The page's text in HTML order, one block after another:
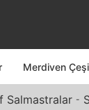
Merdiven
Salmastralar